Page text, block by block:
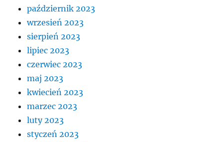
październik 2023
wrzesień 2023
sierpień 2023
lipiec 2023
czerwiec 2023
maj 2023
kwiecień 2023
marzec 2023
luty 2023
styczeń 2023